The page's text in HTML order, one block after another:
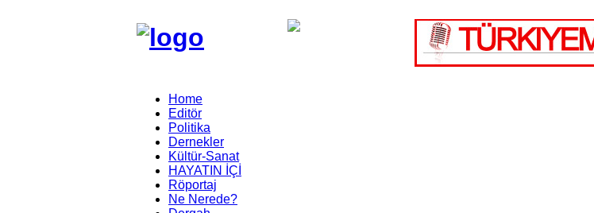
Home
Editör
Politika
Dernekler
Kültür-Sanat
HAYATIN İÇİ
Röportaj
Ne Nerede?